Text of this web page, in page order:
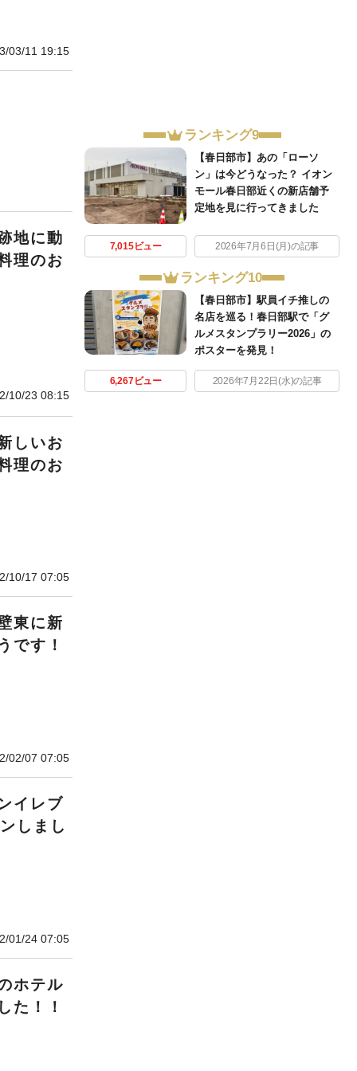
03/11 19:15
地に動
理のお
10/23 08:15
しいお
理のお
10/17 07:05
東に新
です！
02/07 07:05
イレブ
しまし
01/24 07:05
ホテル
た！！
ランキング9
【春日部市】あの「ローソ
ン」は今どうなった？ イオン
モール春日部近くの新店舗予
定地を見に行ってきました
7,015ビュー 2026年7月6日(月)の記事
ランキング10
【春日部市】駅員イチ推しの
名店を巡る！春日部駅で「グ
ルメスタンプラリー2026」の
ポスターを発見！
6,267ビュー 2026年7月22日(水)の記事